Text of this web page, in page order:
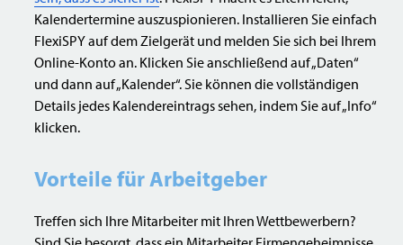
Kalendertermine auszuspionieren. Installieren Sie einfach
FlexiSPY auf dem Zielgerät und melden Sie sich bei Ihrem
Online-Konto an. Klicken Sie anschließend auf „Daten“
und dann auf „Kalender“. Sie können die vollständigen
Details jedes Kalendereintrags sehen, indem Sie auf „Info“
klicken.
Vorteile für Arbeitgeber
Treffen sich Ihre Mitarbeiter mit Ihren Wettbewerbern?